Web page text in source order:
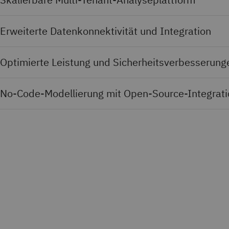
Erweiterte Datenkonnektivität und Integration
Optimierte Leistung und
No-Code-Modellierung mit Open-Source-